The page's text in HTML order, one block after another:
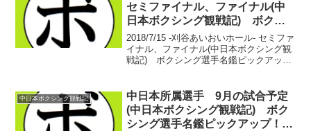
セミファイナル、ファイナル(中
日本ボクシング観戦記) ボクシ
ング選手名鑑ピックアップ！
2018/7/15 -刈谷あいおいホール- セミファ
イナル、ファイナル(中日本ボクシング観
戦記) ボクシング選手名鑑ピックアッ
飯見 嵐 6戦5勝(5KO)1敗...
中日本ボクシング観戦記
中日本所属選手 9月の試合予定
(中日本ボクシング観戦記) ボク
シング選手名鑑ピックアップ！